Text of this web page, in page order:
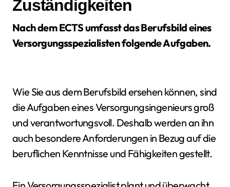
Zuständigkeiten
Nach dem ECTS umfasst das Berufsbild eines
Versorgungsspezialisten folgende Aufgaben.
Wie Sie aus dem Berufsbild ersehen können, sind
die Aufgaben eines Versorgungsingenieurs groß
und verantwortungsvoll. Deshalb werden an ihn
auch besondere Anforderungen in Bezug auf die
beruflichen Kenntnisse und Fähigkeiten gestellt.